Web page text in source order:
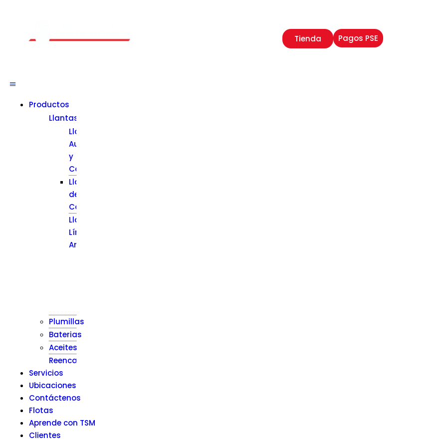
Tienda Pagos PSE
Productos
Llantas
Llantas
Automóvil
y
Camioneta
Llantas
de
Camión
Llantas
Línea
Amarilla
Plumillas
Baterias
Aceites
Reencauche
Servicios
Ubicaciones
Contáctenos
Flotas
Aprende con TSM
Clientes